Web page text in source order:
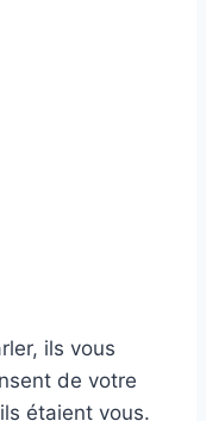
ils vous
de votre
étaient vous.